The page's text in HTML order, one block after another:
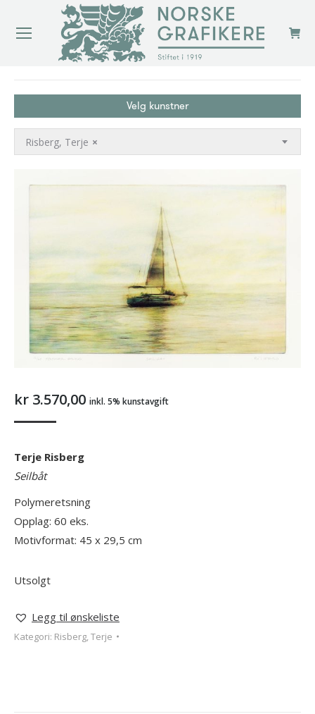
Velg kunstner
×
Risberg, Terje
kr 3.570,00 inkl. 5% kunstavgift
Terje Risberg
Seilbåt
Polymeretsning
Opplag: 60 eks.
Motivformat: 45 x 29,5 cm
Utsolgt
Legg til ønskeliste
Kategori: Risberg, Terje